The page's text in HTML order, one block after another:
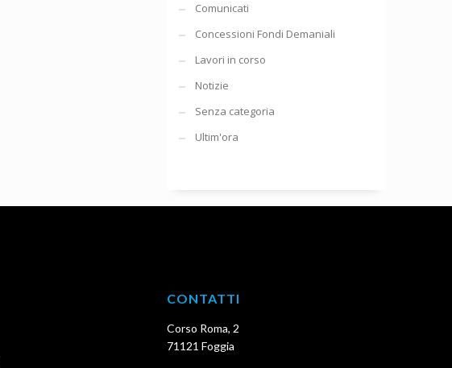
Comunicati
Concessioni Fondi Demaniali
Lavori in corso
Notizie
Senza categoria
Ultim'ora
CONTATTI
Corso Roma, 2
71121 Foggia